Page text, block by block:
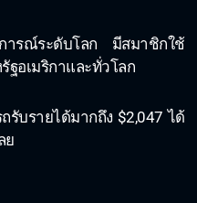
ารณ์ระดับโลก มีสมาชิกใช้
ฐอเมริกาและทั่วโลก
บรายได้มากถึง $2,047 ได้
ย